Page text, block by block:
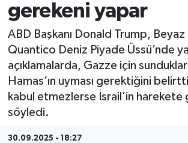
gerekeni yapar
ABD Başkanı Donald Trump, Beyaz
Quantico Deniz Piyade Üssü’nde
açıklamalarda, Gazze için
Hamas’ın uyması gerektiğini
kabul etmezlerse İsrail’in harekete
söyledi.
30.09.2025 - 18:27